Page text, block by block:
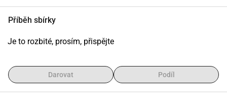
Příběh sbírky
Je to rozbité, prosím, přispějte
Darovat Podíl